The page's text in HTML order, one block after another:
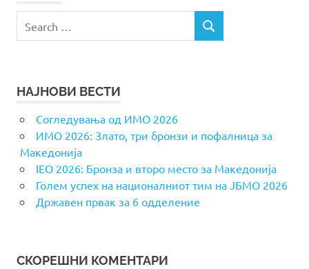
for:
SEARCH
НАЈНОВИ ВЕСТИ
Согледувања од ИМО 2026
ИМО 2026: Злато, три бронзи и пофалница за
Македонија
IEO 2026: Бронза и второ место за Македонија
Голем успех на националниот тим на ЈБМО 2026
Државен првак за 6 одделение
СКОРЕШНИ КОМЕНТАРИ